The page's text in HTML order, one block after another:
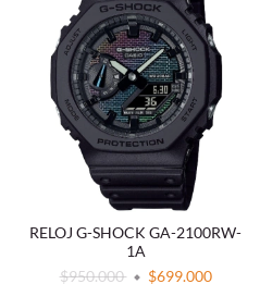
RELOJ G-SHOCK GA-2100RW-
1A
$950.000
$699.000